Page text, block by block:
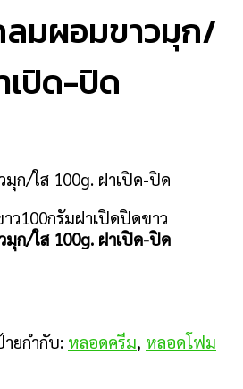
มผอมขาวมุก/
เปิด-ปิด
ก/ใส 100g. ฝาเปิด-ปิด
ก/ใส 100g. ฝาเปิด-ปิด
ายกำกับ: หลอดครีม, หลอดโฟม